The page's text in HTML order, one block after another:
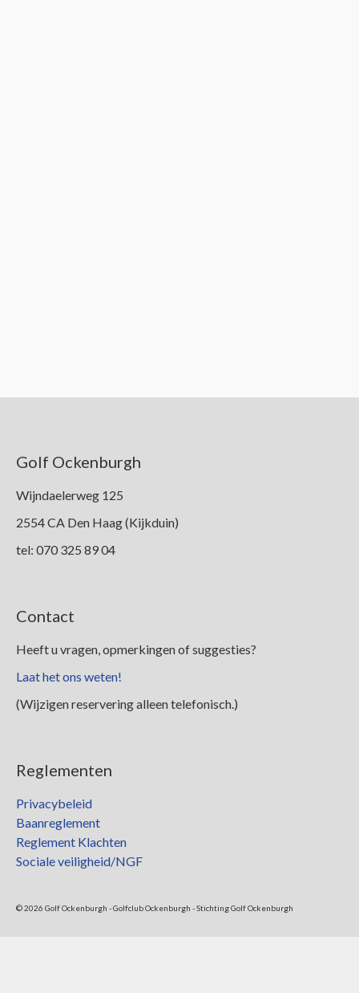
Golf Ockenburgh
Wijndaelerweg 125
2554 CA Den Haag (Kijkduin)
tel: 070 325 89 04
Contact
Heeft u vragen, opmerkingen of suggesties?
Laat het ons weten!
(Wijzigen reservering alleen telefonisch.)
Reglementen
Privacybeleid
Baanreglement
Reglement Klachten
Sociale veiligheid/NGF
© 2026 Golf Ockenburgh - Golfclub Ockenburgh - Stichting Golf Ockenburgh